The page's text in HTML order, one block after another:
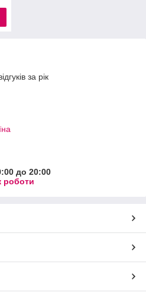
за рік
до 20:00
роботи